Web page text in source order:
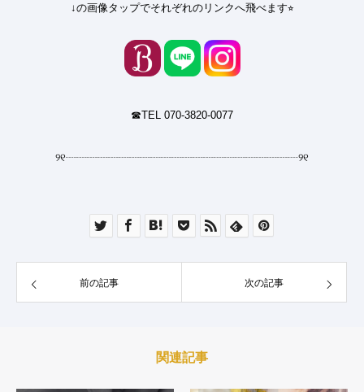
↓の画像タップでそれぞれのリンクへ飛べます⭐︎
☎︎TEL 070-3820-0077
୨୧┈┈┈┈┈┈┈┈┈┈┈┈┈┈┈┈┈┈┈┈┈┈୨୧
前の記事 次の記事
関連記事